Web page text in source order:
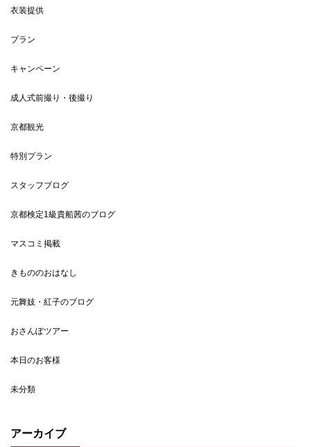
衣装提供
プラン
キャンペーン
成人式前撮り・後撮り
京都観光
特別プラン
スタッフブログ
京都検定1級貴船茜のブログ
マスコミ掲載
きもののおはなし
元舞妓・紅子のブログ
おさんぽツアー
本日のお客様
未分類
アーカイブ